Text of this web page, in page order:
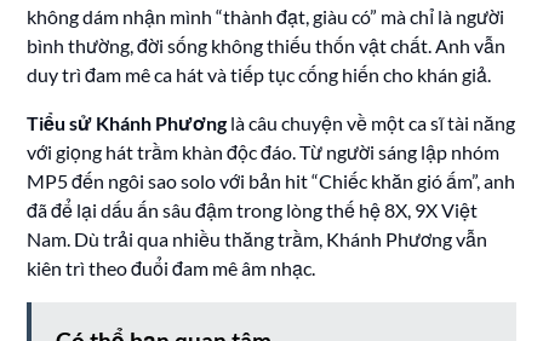
không dám nhận mình “thành đạt, giàu có” mà chỉ là người
bình thường, đời sống không thiếu thốn vật chất. Anh vẫn
duy trì đam mê ca hát và tiếp tục cống hiến cho khán giả.
Tiểu sử Khánh Phương là câu chuyện về một ca sĩ tài năng
với giọng hát trầm khàn độc đáo. Từ người sáng lập nhóm
MP5 đến ngôi sao solo với bản hit “Chiếc khăn gió ấm”, anh
đã để lại dấu ấn sâu đậm trong lòng thế hệ 8X, 9X Việt
Nam. Dù trải qua nhiều thăng trầm, Khánh Phương vẫn
kiên trì theo đuổi đam mê âm nhạc.